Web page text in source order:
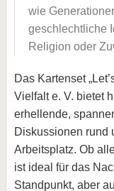
wie
geschlechtliche
Religion oder
Das Kartenset
Vielfalt e. V. bietet
erhellende,
Diskussionen rund
Arbeitsplatz. Ob
ist ideal für das
Standpunkt, aber